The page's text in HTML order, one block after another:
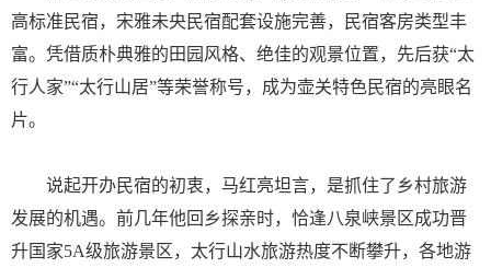
高标准民宿，宋雅未央民宿配套设施完善，民宿客房类型丰
富。凭借质朴典雅的田园风格、绝佳的观景位置，先后获“太
行人家”“太行山居”等荣誉称号，成为壶关特色民宿的亮眼名
片。
说起开办民宿的初衷，马红亮坦言，是抓住了乡村旅游
发展的机遇。前几年他回乡探亲时，恰逢八泉峡景区成功晋
升国家5A级旅游景区，太行山水旅游热度不断攀升，各地游